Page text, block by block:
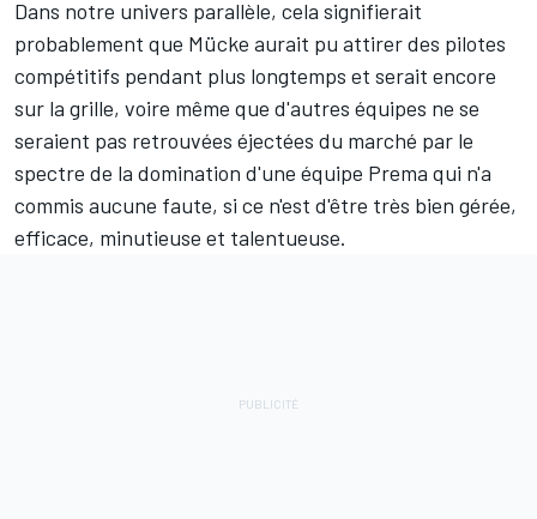
Dans notre univers parallèle, cela signifierait
probablement que Mücke aurait pu attirer des pilotes
compétitifs pendant plus longtemps et serait encore
sur la grille, voire même que d'autres équipes ne se
seraient pas retrouvées éjectées du marché par le
spectre de la domination d'une équipe Prema qui n'a
commis aucune faute, si ce n'est d'être très bien gérée,
efficace, minutieuse et talentueuse.